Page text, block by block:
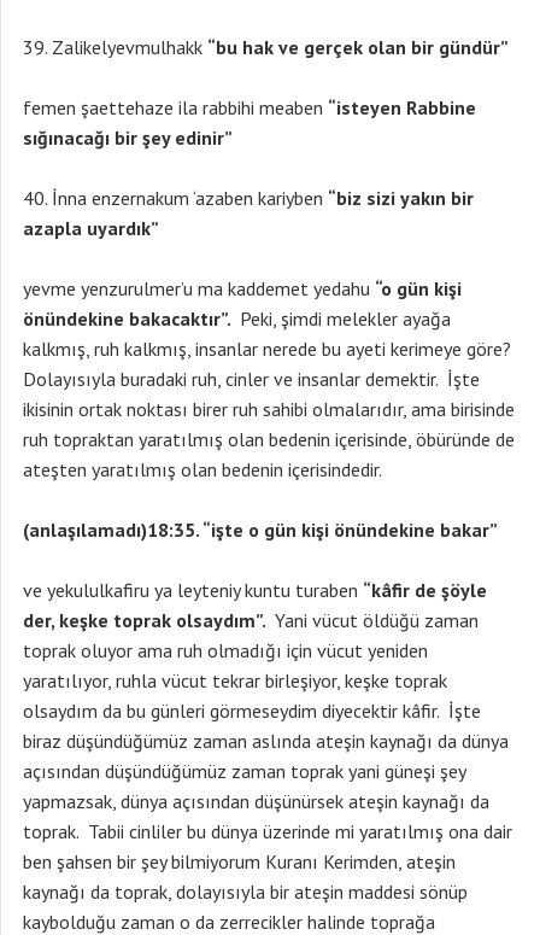
Zalikelyevmulhakk “bu hak ve gerçek olan bir gündür”
femen şaettehaze ila rabbihi meaben “isteyen Rabbine
sığınacağı bir şey edinir”
İnna enzernakum ‘azaben kariyben “biz sizi yakın bir
azapla uyardık”
yevme yenzurulmer’u ma kaddemet yedahu “o gün kişi
önündekine bakacaktır”. Peki, şimdi melekler ayağa
kalkmış, ruh kalkmış, insanlar nerede bu ayeti kerimeye göre?
Dolayısıyla buradaki ruh, cinler ve insanlar demektir. İşte
ikisinin ortak noktası birer ruh sahibi olmalarıdır, ama birisinde
ruh topraktan yaratılmış olan bedenin içerisinde, öbüründe de
ateşten yaratılmış olan bedenin içerisindedir.
(anlaşılamadı)18:35. “işte o gün kişi önündekine bakar”
ve yekululkafiru ya leyteniy kuntu turaben “kâfir de şöyle
der, keşke toprak olsaydım”. Yani vücut öldüğü zaman
toprak oluyor ama ruh olmadığı için vücut yeniden
yaratılıyor, ruhla vücut tekrar birleşiyor, keşke toprak
olsaydım da bu günleri görmeseydim diyecektir kâfir. İşte
biraz düşündüğümüz zaman aslında ateşin kaynağı da dünya
açısından düşündüğümüz zaman toprak yani güneşi şey
yapmazsak, dünya açısından düşünürsek ateşin kaynağı da
toprak. Tabii cinliler bu dünya üzerinde mi yaratılmış ona dair
ben şahsen bir şey bilmiyorum Kuranı Kerimden, ateşin
kaynağı da toprak, dolayısıyla bir ateşin maddesi sönüp
kaybolduğu zaman o da zerrecikler halinde toprağa